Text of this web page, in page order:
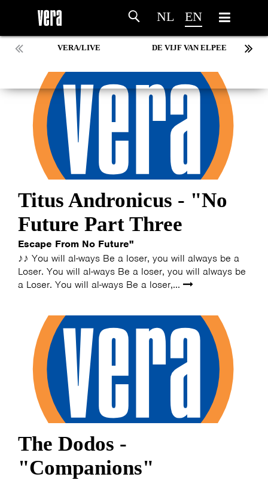
NL EN
VERA/LIVE DE VIJF VAN ELPEE
Titus Andronicus - "No
Future Part Three
Escape From No Future"
♪♪ You will al-ways Be a loser, you will always be a
Loser. You will al-ways Be a loser, you will always be
a Loser. You will al-ways Be a loser,...
The Dodos -
"Companions"